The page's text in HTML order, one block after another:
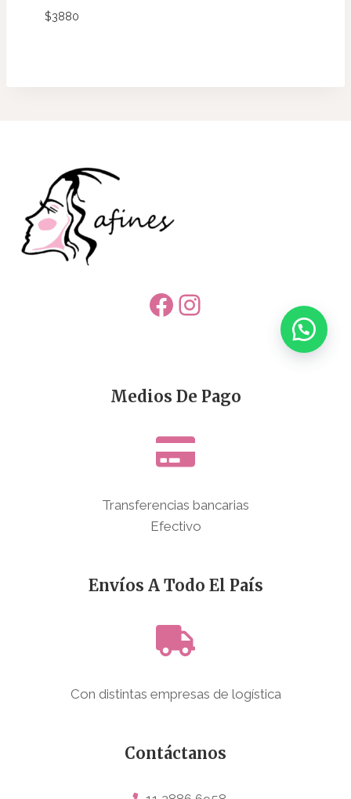
$3880
Facebook
Instagram
Medios De Pago
Transferencias bancarias
Efectivo
Envíos A Todo El País
Con distintas empresas de logística
Contáctanos